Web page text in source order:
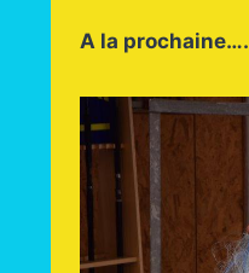
A la prochaine….